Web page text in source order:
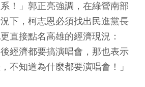
！」郭正亮強調，在綠營南部
下，柯志恩必須找出民進黨長
直接點名高雄的經濟現況：
後經濟都要搞演唱會，那也表示
不知道為什麼都要演唱會！」